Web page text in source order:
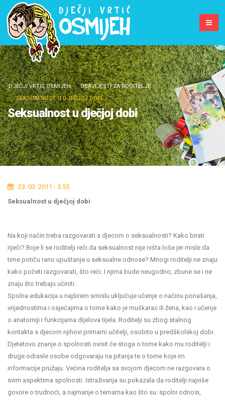
DJEČJI VRTIĆ OSMIJEH
OBAVIJESTI ZA RODITELJE
SEKSUALNOST U DJEČJOJ DOBI
Seksualnost u dječjoj dobi
23. 03. 2011 - 5:55
Seksualnost u dječjoj dobi
Na koji način treba razgovarati s djecom o seksualnosti? Kako birati
riječi? Boje li se roditelji reći da seksualnost nije ništa loše jer misle da
time potiču rano upuštanje u seksualne odnose? Mnogi roditelji ne znaju
kako početi razgovarati, što reći. I njima bude neugodno, zbune se i ne
znaju što trebaju učiniti.
Spolna edukacija u najširem smislu uključuje učenje o načinu ponašanja,
vrijednostima i osjećajima o tome kako je muškarac ili žena, kao i učenje
o anatomiji i funkcijama dijelova tijela. Roditelji su zbog stalnog
kontakta s djecom njihovi primarni učitelji, osobito u predškolskoj dobi.
Djetetovo znanje o spolnosti ovisit će stoga o tome kako mu roditelji i
druge odrasle osobe odgovaraju na pitanja te o tome koje im
informacije pružaju. Većina roditelja sa svojom djecom ne razgovara o
svim aspektima spolnosti. Istraživanja su pokazala da roditelji najviše
govore o trudnoći, a najmanje o temama kao što su: spolni odnosi,